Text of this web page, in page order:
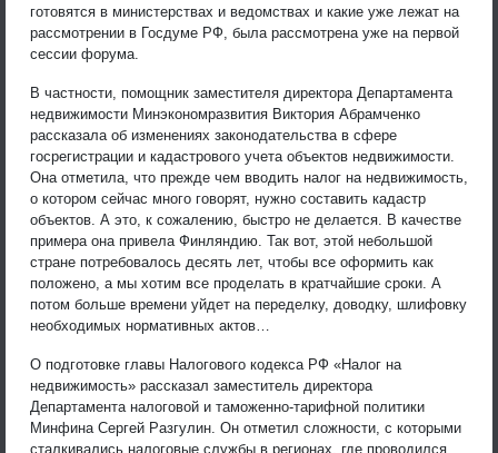
готовятся в министерствах и ведомствах и какие уже лежат на
рассмотрении в Госдуме РФ, была рассмотрена уже на первой
сессии форума.
В частности, помощник заместителя директора Департамента
недвижимости Минэкономразвития Виктория Абрамченко
рассказала об изменениях законодательства в сфере
госрегистрации и кадастрового учета объектов недвижимости.
Она отметила, что прежде чем вводить налог на недвижимость,
о котором сейчас много говорят, нужно составить кадастр
объектов. А это, к сожалению, быстро не делается. В качестве
примера она привела Финляндию. Так вот, этой небольшой
стране потребовалось десять лет, чтобы все оформить как
положено, а мы хотим все проделать в кратчайшие сроки. А
потом больше времени уйдет на переделку, доводку, шлифовку
необходимых нормативных актов…
О подготовке главы Налогового кодекса РФ «Налог на
недвижимость» рассказал заместитель директора
Департамента налоговой и таможенно-тарифной политики
Минфина Сергей Разгулин. Он отметил сложности, с которыми
сталкивались налоговые службы в регионах, где проводился